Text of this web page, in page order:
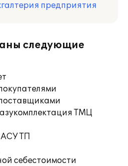
предприятия
следующие
ТМЦ
ТП
себестоимости